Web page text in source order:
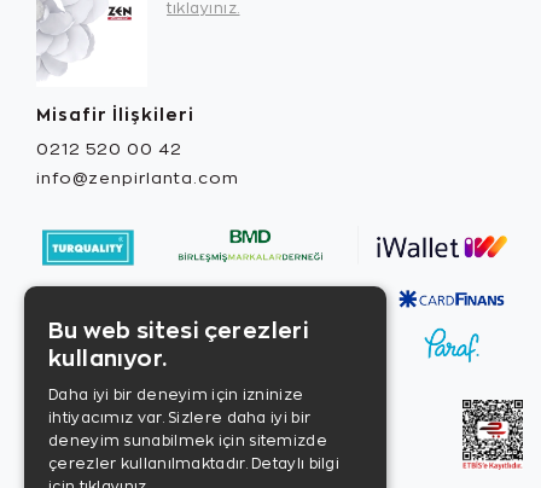
tıklayınız.
Misafir İlişkileri
0212 520 00 42
info@zenpirlanta.com
Bu web sitesi çerezleri
kullanıyor.
Daha iyi bir deneyim için izninize
ihtiyacımız var. Sizlere daha iyi bir
deneyim sunabilmek için sitemizde
çerezler kullanılmaktadır. Detaylı bilgi